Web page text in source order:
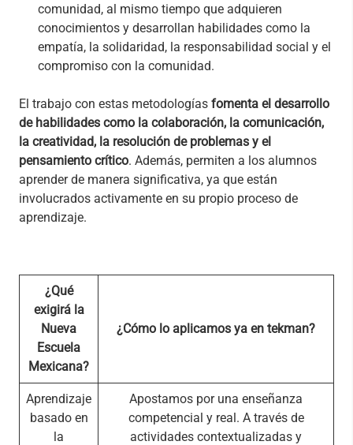
comunidad, al mismo tiempo que adquieren
conocimientos y desarrollan habilidades como la
empatía, la solidaridad, la responsabilidad social y el
compromiso con la comunidad.
El trabajo con estas metodologías fomenta el desarrollo
de habilidades como la colaboración, la comunicación,
la creatividad, la resolución de problemas y el
pensamiento crítico. Además, permiten a los alumnos
aprender de manera significativa, ya que están
involucrados activamente en su propio proceso de
aprendizaje.
¿Qué
exigirá la
Nueva
Escuela
Mexicana?
¿Cómo lo aplicamos ya en tekman?
Aprendizaje
basado en
la
Apostamos por una enseñanza
competencial y real. A través de
actividades contextualizadas y